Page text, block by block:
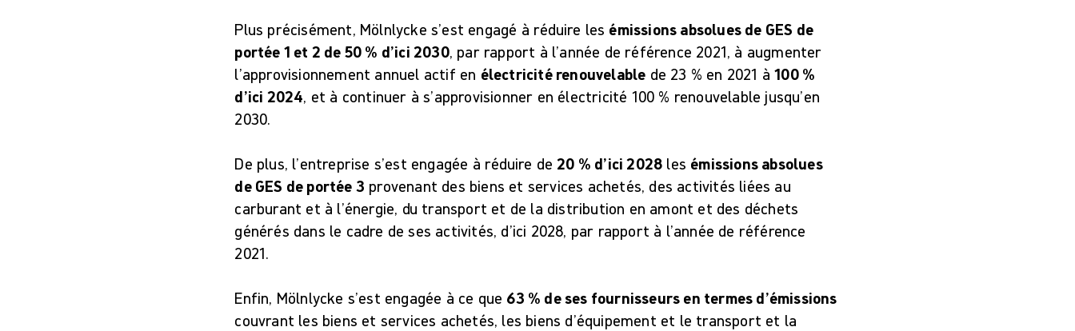
Plus précisément, Mölnlycke s’est engagé à réduire les émissions absolues de GES de
portée 1 et 2 de 50 % d’ici 2030, par rapport à l’année de référence 2021, à augmenter
l’approvisionnement annuel actif en électricité renouvelable de 23 % en 2021 à100 %
d’ici 2024, et à continuer à s’approvisionner en électricité 100 % renouvelable jusqu’en
2030.
De plus, l’entreprise s’est engagée à réduire de20 % d’ici 2028 les émissions absolues
de GES de portée 3 provenant des biens et services achetés, des activités liées au
carburant et à l’énergie, du transport et de la distribution en amont et des déchets
générés dans le cadre de ses activités, d’ici 2028, par rapport à l’année de référence
2021.
Enfin, Mölnlycke s’est engagée à ce que 63 % de ses fournisseurs en termes d’émissions
couvrant les biens et services achetés, les biens d’équipement et le transport et la